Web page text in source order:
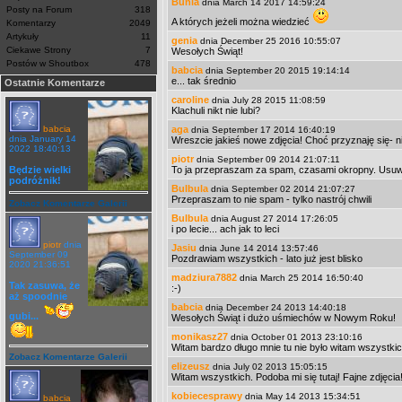
Posty na Forum
318
Komentarzy
2049
Artykuły
11
Ciekawe Strony
7
Postów w Shoutbox
478
Ostatnie Komentarze
babcia
dnia January 14
2022 18:40:13
Będzie wielki
podróżnik!
Zobacz Komentarze Galerii
piotr dnia
September 09
2020 21:36:51
Tak zasuwa, że
aż spoodnie
gubi...
Zobacz Komentarze Galerii
babcia
dnia March 14 2017 14:59:24
A których jeżeli można wiedzieć
genia dnia December 25 2016 10:55:07
Wesołych Świąt!
babcia dnia September 20 2015 19:14:14
e... tak średnio
caroline dnia July 28 2015 11:08:59
Klachuli nikt nie lubi?
aga dnia September 17 2014 16:40:19
Wreszcie jakieś nowe zdjęcia! Choć przyznaję się-
piotr dnia September 09 2014 21:07:11
To ja przepraszam za spam, czasami okropny.
Bulbula dnia September 02 2014 21:07:27
Przepraszam to nie spam - tylko nastrój chwili
Bulbula dnia August 27 2014 17:26:05
i po lecie... ach jak to leci
Jasiu dnia June 14 2014 13:57:46
Pozdrawiam wszystkich - lato już jest blisko
madziura7882 dnia March 25 2014 16:50:40
:-)
babcia dnia December 24 2013 14:40:18
Wesołych Świąt i dużo uśmiechów w Nowym Roku!
monikasz27 dnia October 01 2013 23:10:16
Witam bardzo długo mnie tu nie było witam
elizeusz dnia July 02 2013 15:05:15
Witam wszystkich. Podoba mi się tutaj! Fajne zdjęcia!
kobiecesprawy dnia May 14 2013 15:34:51